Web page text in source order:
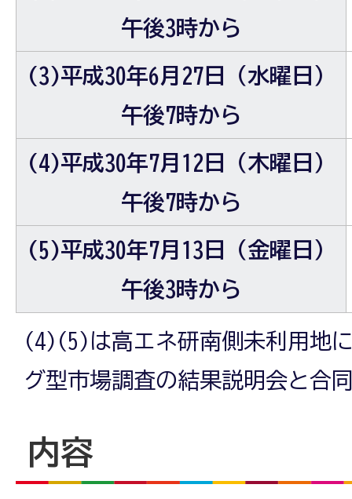
午後3時から
(3)平成30年6月27日（水曜日）
午後7時から
(4)平成30年7月12日（木曜日）
午後7時から
(5)平成30年7月13日（金曜日）
午後3時から
(4)(5)は高エネ研南側未利用地
グ型市場調査の結果説明会と合
内容